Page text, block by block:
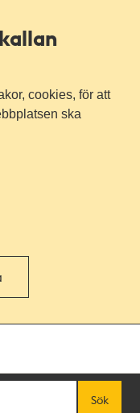
cookies, för att
ska
Sök